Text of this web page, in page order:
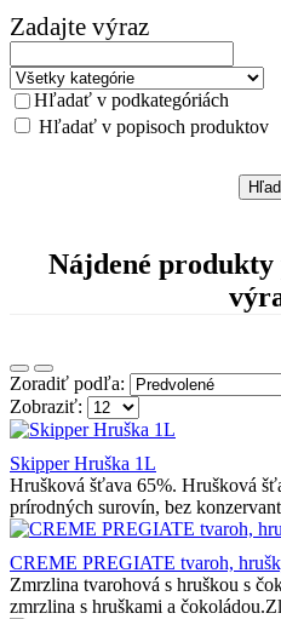
Zadajte výraz
Hľadať v podkategóriách
Hľadať v popisoch produktov
Nájdené
Zoradiť podľa:
Zobraziť:
Skipper Hruška 1L
Hrušková šťava 65%. Hrušková
prírodných surovín, bez
CREME PREGIATE tvaroh,
Zmrzlina tvarohová s hruškou s
zmrzlina s hruškami a